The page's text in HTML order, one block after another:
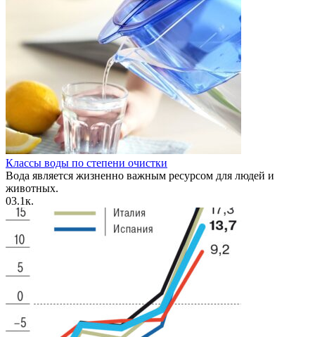
Классы воды по степени очистки
Вода является жизненно важным ресурсом для людей и
животных.
03.1к.